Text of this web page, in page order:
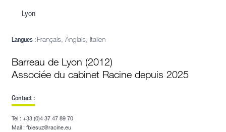
Lyon
Langues :Français, Anglais, Italien
Barreau de Lyon (2012)
Associée du cabinet Racine depuis 2025
Contact :
Tel : +33 (0)4 37 47 89 70
Mail : fbiesuz@racine.eu